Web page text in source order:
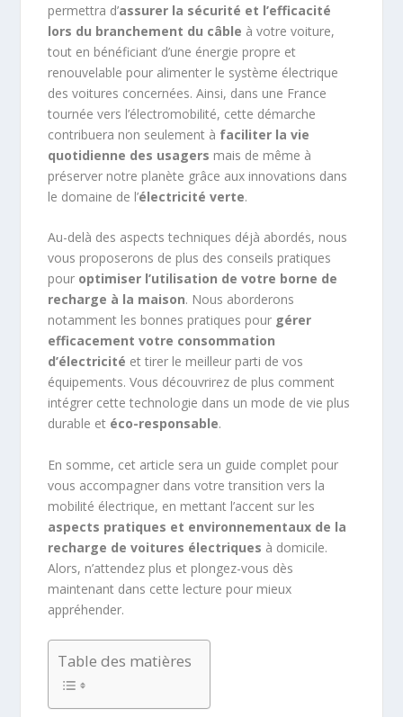
permettra d’assurer la sécurité et l’efficacité
lors du branchement du câble à votre voiture,
tout en bénéficiant d’une énergie propre et
renouvelable pour alimenter le système électrique
des voitures concernées. Ainsi, dans une France
tournée vers l’électromobilité, cette démarche
contribuera non seulement à faciliter la vie
quotidienne des usagers mais de même à
préserver notre planète grâce aux innovations dans
le domaine de l’électricité verte.
Au-delà des aspects techniques déjà abordés, nous
vous proposerons de plus des conseils pratiques
pour optimiser l’utilisation de votre borne de
recharge à la maison. Nous aborderons
notamment les bonnes pratiques pour gérer
efficacement votre consommation
d’électricité et tirer le meilleur parti de vos
équipements. Vous découvrirez de plus comment
intégrer cette technologie dans un mode de vie plus
durable et éco-responsable.
En somme, cet article sera un guide complet pour
vous accompagner dans votre transition vers la
mobilité électrique, en mettant l’accent sur les
aspects pratiques et environnementaux de la
recharge de voitures électriques à domicile.
Alors, n’attendez plus et plongez-vous dès
maintenant dans cette lecture pour mieux
appréhender.
Table des matières